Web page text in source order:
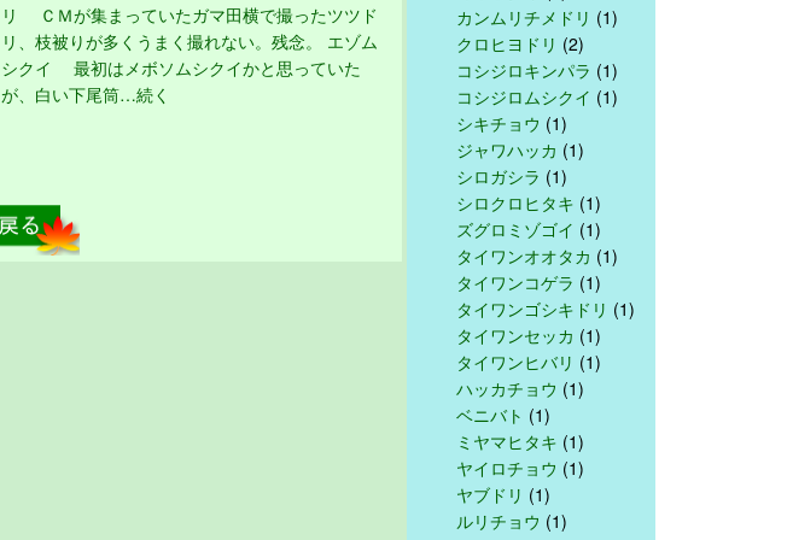
リ ＣＭが集まっていたガマ田横で撮ったツツド
リ、枝被りが多くうまく撮れない。残念。 エゾム
シクイ 最初はメボソムシクイかと思っていた
が、白い下尾筒…続く
カンムリチメドリ (1)
クロヒヨドリ (2)
コシジロキンパラ (1)
コシジロムシクイ (1)
シキチョウ (1)
ジャワハッカ (1)
シロガシラ (1)
シロクロヒタキ (1)
ズグロミゾゴイ (1)
タイワンオオタカ (1)
タイワンコゲラ (1)
タイワンゴシキドリ (1)
タイワンセッカ (1)
タイワンヒバリ (1)
ハッカチョウ (1)
ベニバト (1)
ミヤマヒタキ (1)
ヤイロチョウ (1)
ヤブドリ (1)
ルリチョウ (1)